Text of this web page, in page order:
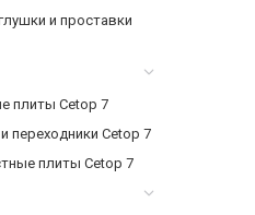
и проставки
плиты Cetop 7
переходники Cetop 7
плиты Cetop 7